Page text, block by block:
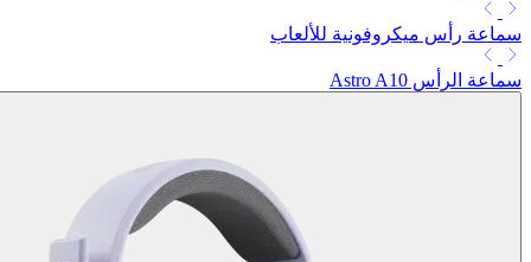
سماعة رأس ميكروفونية للألعاب
سماعة الرأس Astro A10